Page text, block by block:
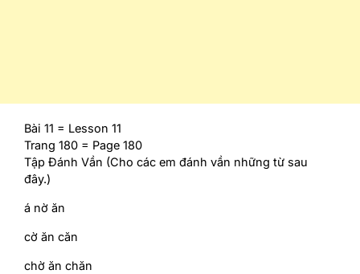
Bài 11 = Lesson 11
Trang 180 = Page 180
Tập Đánh Vần (Cho các em đánh vần những từ sau
đây.)
á nờ ăn
cờ ăn căn
chờ ăn chăn